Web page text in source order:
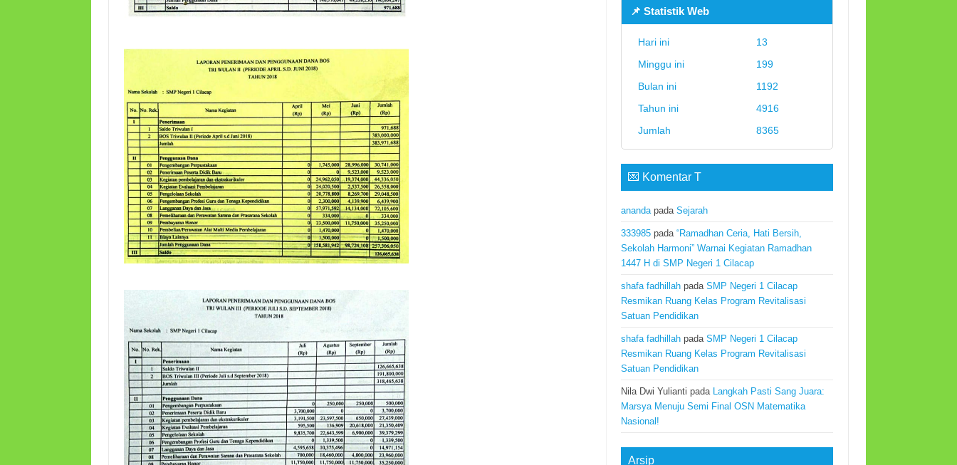
📌 Statistik Web
Hari ini
13
Minggu ini
199
Bulan ini
1192
Tahun ini
4916
Jumlah
8365
💌 Komentar T
anandapadaSejarah
333985 pada“Ramadhan Ceria, Hati Bersih,
Sekolah Harmoni” Warnai Kegiatan Ramadhan
1447 H di SMP Negeri 1 Cilacap
shafa fadhillah padaSMP Negeri 1 Cilacap
Resmikan Ruang Kelas Program Revitalisasi
Satuan Pendidikan
shafa fadhillah padaSMP Negeri 1 Cilacap
Resmikan Ruang Kelas Program Revitalisasi
Satuan Pendidikan
Nila Dwi Yulianti pada Langkah Pasti Sang Juara:
Marsya Menuju Semi Final OSN Matematika
Nasional!
Arsip